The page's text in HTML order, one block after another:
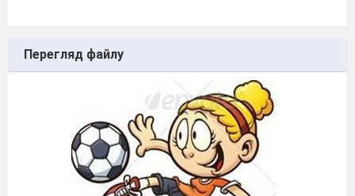
Перегляд файлу